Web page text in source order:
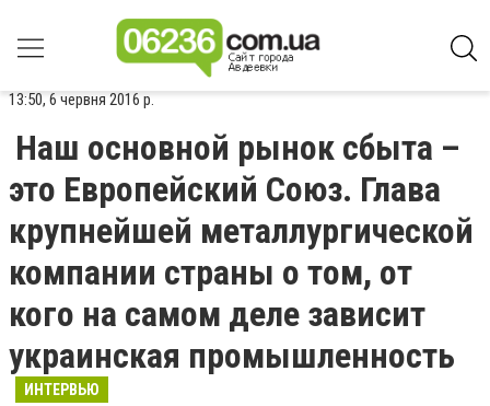
13:50, 6 червня 2016 р.
Наш основной рынок сбыта –
это Европейский Союз. Глава
крупнейшей металлургической
компании страны о том, от
кого на самом деле зависит
украинская промышленность
ИНТЕРВЬЮ